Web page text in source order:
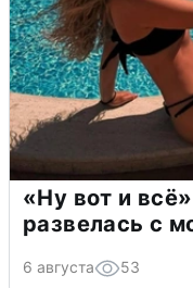
«Ну вот и
развелась с
6 августа 53